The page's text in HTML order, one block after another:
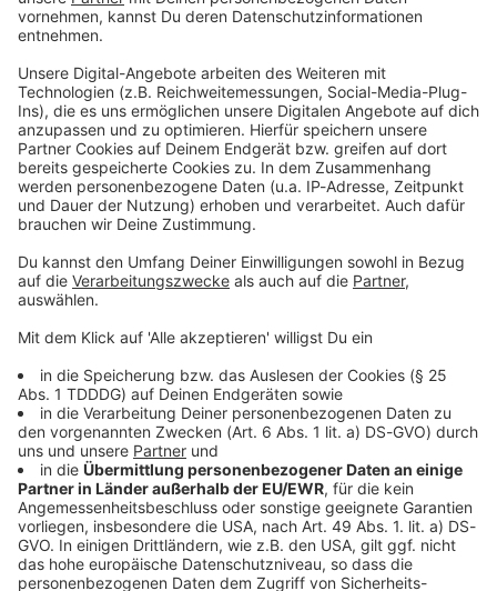
Du möchtest uns etwas sagen?
Studio Hotline
Kontaktformular
© dpa-infocom, dpa:260709-930-360382/2
DAS KÖNNTE DICH AUCH INTERESSIEREN
Bayern